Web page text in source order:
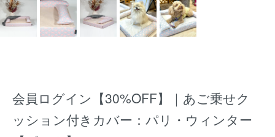
会員ログイン【30%OFF】｜あご乗せク
ッション付きカバー：パリ・ウィンター